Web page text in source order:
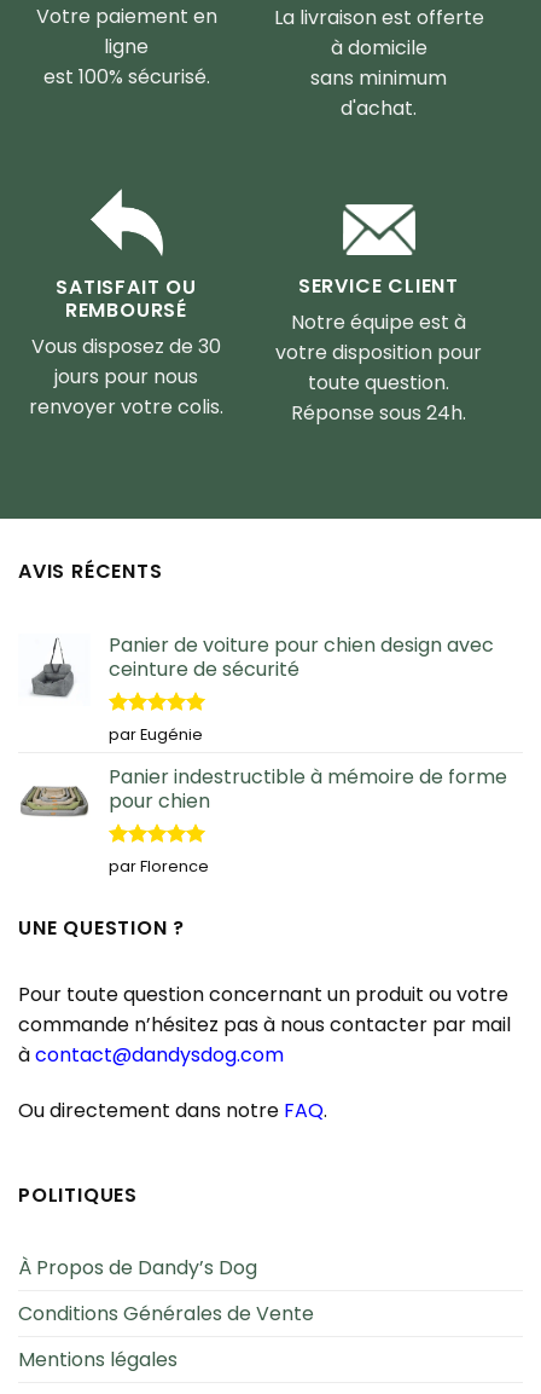
Votre paiement en
ligne
est 100% sécurisé.
La livraison est offerte
à domicile
sans minimum
d'achat.
SATISFAIT OU
REMBOURSÉ
Vous disposez de 30
jours pour nous
renvoyer votre colis.
SERVICE CLIENT
Notre équipe est à
votre disposition pour
toute question.
Réponse sous 24h.
AVIS RÉCENTS
Panier de voiture pour chien design avec
ceinture de sécurité
Note5sur
5
par Eugénie
Panier indestructible à mémoire de forme
pour chien
Note5sur
5
par Florence
UNE QUESTION ?
Pour toute question concernant un produit ou votre
commande n’hésitez pas à nous contacter par mail
àcontact@dandysdog.com
Ou directement dans notre FAQ.
POLITIQUES
À Propos de Dandy’s Dog
Conditions Générales de Vente
Mentions légales